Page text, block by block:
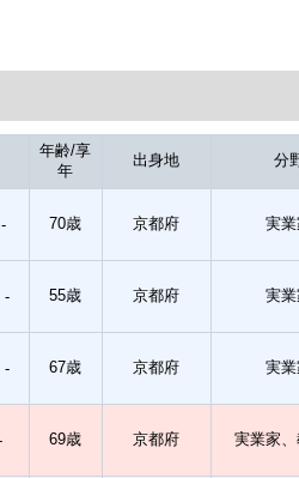
年齢/享
年
出身地 分
-
70歳 京都府 実業
-
55歳 京都府 実業
-
67歳 京都府 実業
69歳 京都府 実業家